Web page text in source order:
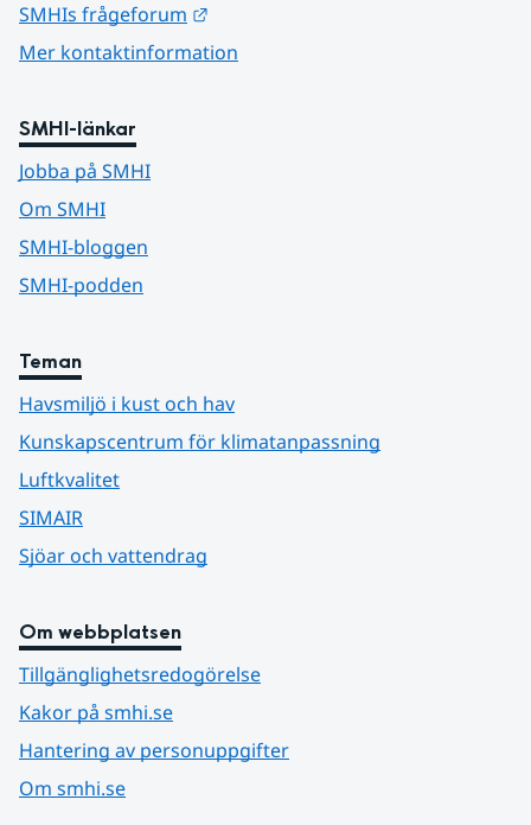
SMHIs frågeforum
Mer kontaktinformation
SMHI-länkar
Jobba på SMHI
Om SMHI
SMHI-bloggen
SMHI-podden
Teman
Havsmiljö i kust och hav
Kunskapscentrum för klimatanpassning
Luftkvalitet
SIMAIR
Sjöar och vattendrag
Om webbplatsen
Tillgänglighetsredogörelse
Kakor på smhi.se
Hantering av personuppgifter
Om smhi.se